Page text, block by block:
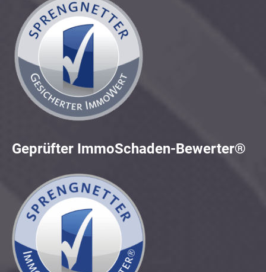
Geprüfter ImmoSchaden-Bewerter®